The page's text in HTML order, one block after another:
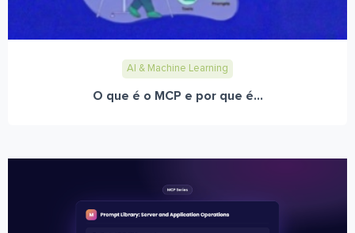
AI & Machine Learning
O que é o MCP e por que é...